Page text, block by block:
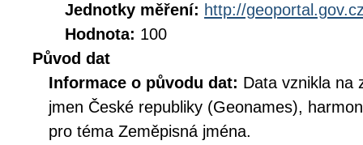
Jednotky měření: http://
Hodnota: 100
Původ dat
Informace o původu dat: Data vznikla na
jmen České republiky (Geonames),
pro téma Zeměpisná jména.